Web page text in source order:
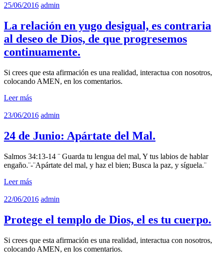
25/06/2016 admin
La relación en yugo desigual, es contraria
al deseo de Dios, de que progresemos
continuamente.
Si crees que esta afirmación es una realidad, interactua con nosotros,
colocando AMEN, en los comentarios.
Leer más
23/06/2016 admin
24 de Junio: Apártate del Mal.
Salmos 34:13-14 ¨ Guarda tu lengua del mal, Y tus labios de hablar
engaño.¨-¨Apártate del mal, y haz el bien; Busca la paz, y síguela.¨
Leer más
22/06/2016 admin
Protege el templo de Dios, el es tu cuerpo.
Si crees que esta afirmación es una realidad, interactua con nosotros,
colocando AMEN, en los comentarios.